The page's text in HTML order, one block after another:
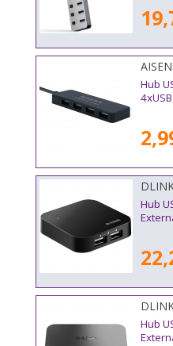
Hub
4xUSB
Hub
Hub